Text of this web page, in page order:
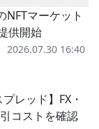
マーケット
供開始
2026.07.30 16:40
レッド】FX・
コストを確認